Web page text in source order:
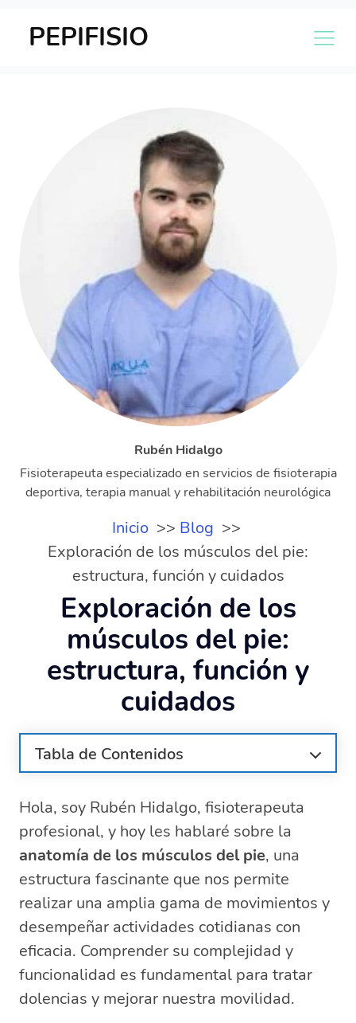
PEPIFISIO
Rubén Hidalgo
Fisioterapeuta especializado en servicios de fisioterapia
deportiva, terapia manual y rehabilitación neurológica
Inicio
Blog
Exploración de los músculos del pie:
estructura, función y cuidados
Exploración de los
músculos del pie:
estructura, función y
cuidados
Tabla de Contenidos
pie?
Funciones vitales de la musculatura
plantar y dorsal
Anatomía y biomecánica del tobillo y el
pie
Diferencias entre músculos intrínsecos y
extrínsecos
Consejos para ejercitar y fortalecer los
músculos del pie
Tratamiento y prevención de dolores
musculares en el pie
Hola, soy Rubén Hidalgo, fisioterapeuta
profesional, y hoy les hablaré sobre la
anatomía de los músculos del pie, una
estructura fascinante que nos permite
realizar una amplia gama de movimientos y
desempeñar actividades cotidianas con
eficacia. Comprender su complejidad y
funcionalidad es fundamental para tratar
dolencias y mejorar nuestra movilidad.